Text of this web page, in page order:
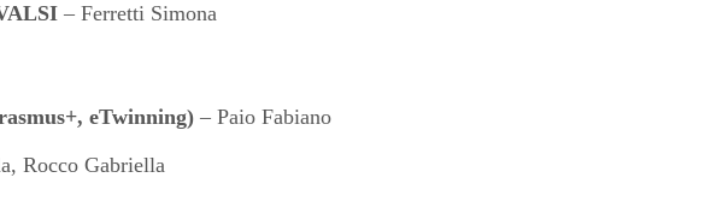
– Ferretti Simona
eTwinning) – Paio Fabiano
Rocco Gabriella